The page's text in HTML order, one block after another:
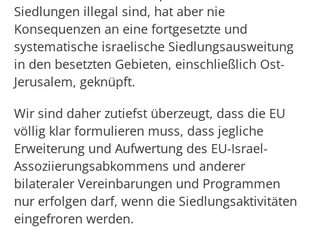
Siedlungen illegal sind, hat aber nie
Konsequenzen an eine fortgesetzte und
systematische israelische Siedlungsausweitung
in den besetzten Gebieten, einschließlich Ost-
Jerusalem, geknüpft.
Wir sind daher zutiefst überzeugt, dass die EU
völlig klar formulieren muss, dass jegliche
Erweiterung und Aufwertung des EU-Israel-
Assoziierungsabkommens und anderer
bilateraler Vereinbarungen und Programmen
nur erfolgen darf, wenn die Siedlungsaktivitäten
eingefroren werden.